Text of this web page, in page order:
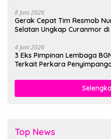
8 Juni 2026
Gerak Cepat Tim Resmob
Selatan Ungkap Curanmor
4 Juni 2026
3 Eks Pimpinan Lembaga
Terkait Perkara
Top News